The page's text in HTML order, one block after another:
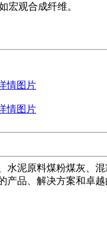
宏观合成纤维。
泥原料煤粉煤灰、
产品、解决方案和卓